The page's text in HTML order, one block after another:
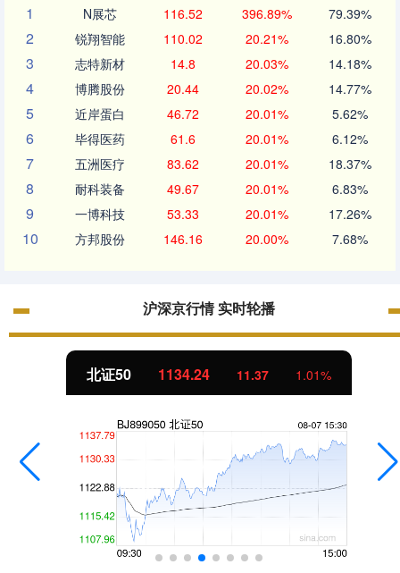
1
N展芯 116.52 396.89% 79.39%
2 锐翔智能 110.02 20.21% 16.80%
3 志特新材 14.8 20.03% 14.18%
4 博腾股份 20.44 20.02% 14.77%
5 近岸蛋白 46.72 20.01% 5.62%
6 毕得医药 61.6 20.01% 6.12%
7 五洲医疗 83.62 20.01% 18.37%
8 耐科装备 49.67 20.01% 6.83%
9 一博科技 53.33 20.01% 17.26%
10 方邦股份 146.16 20.00% 7.68%
沪深京行情 实时轮播
北证50 1134.24 11.37 1.01%